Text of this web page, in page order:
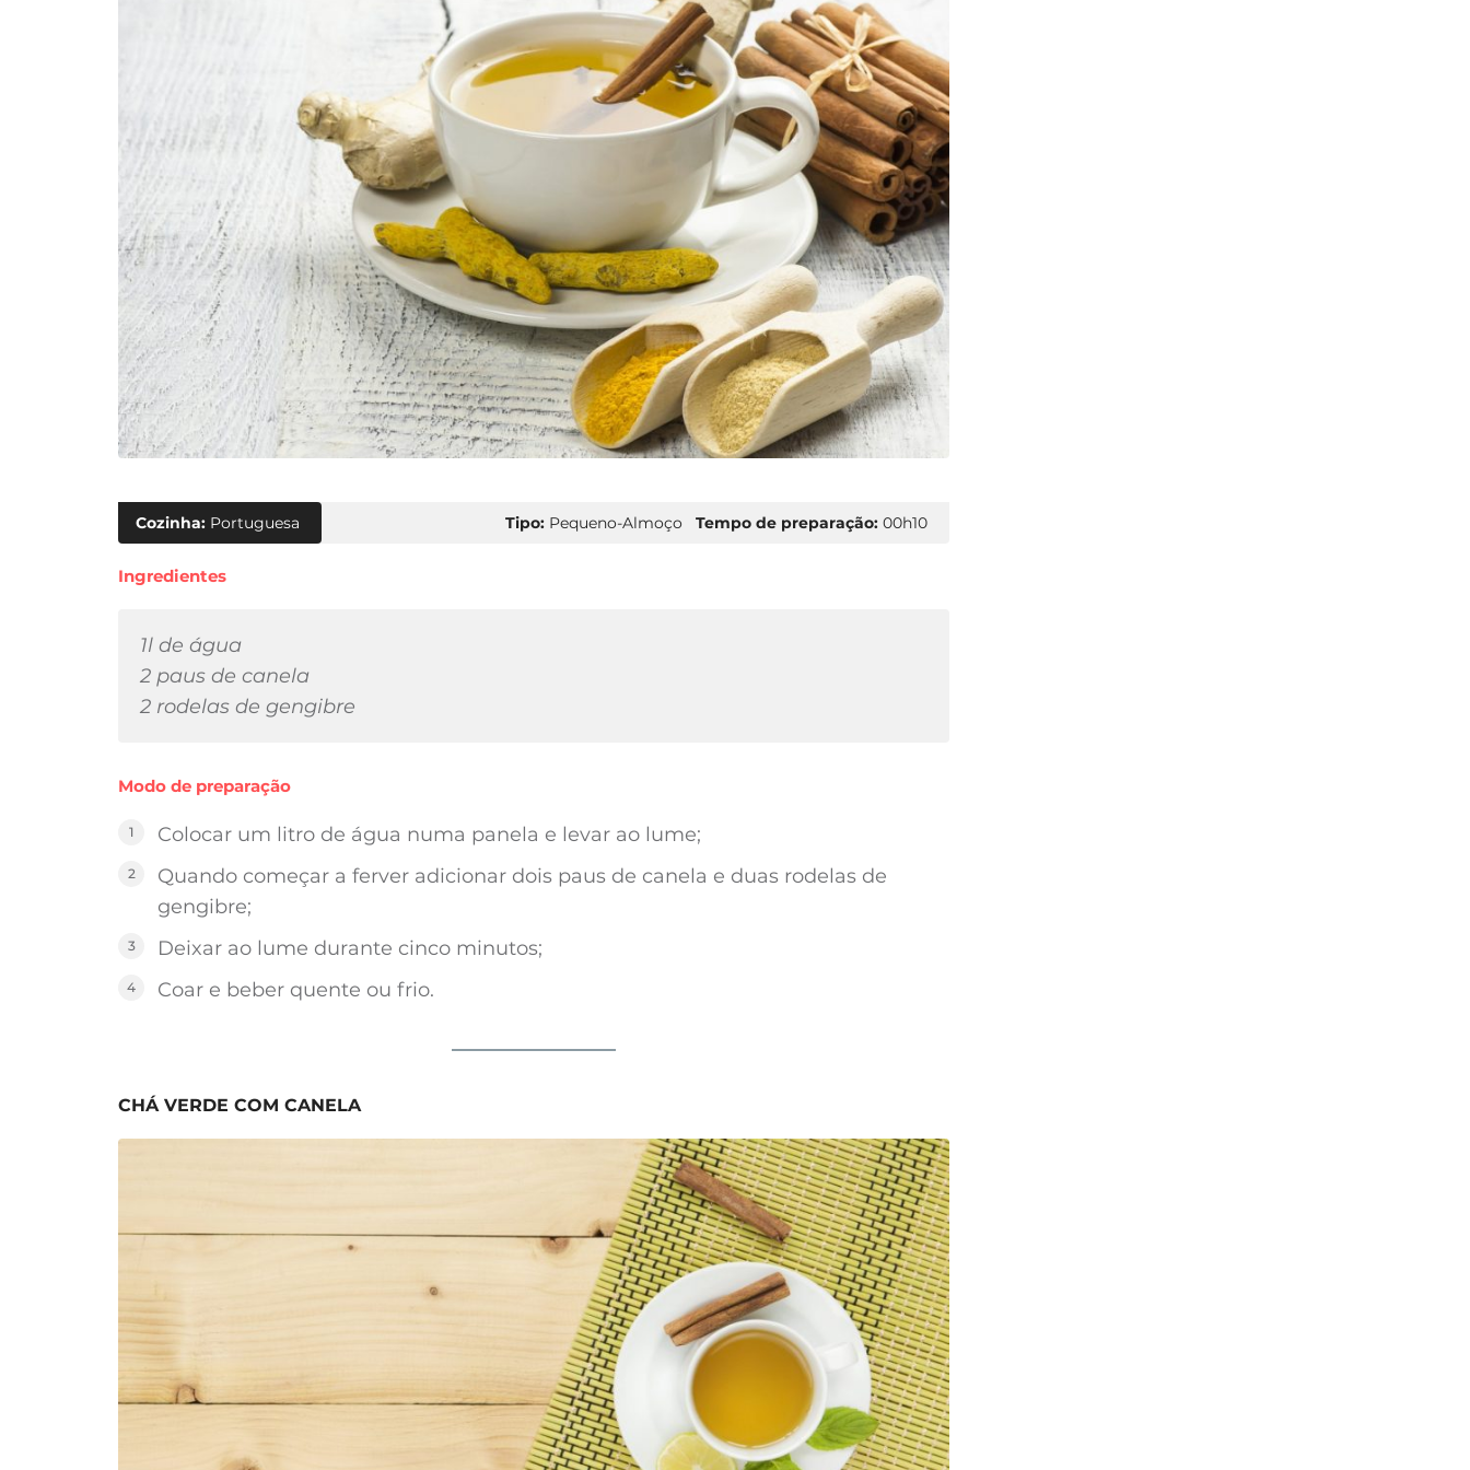
Cozinha: Portuguesa Tipo: Pequeno-Almoço Tempo de preparação: 00h10
Ingredientes
1l de água
2 paus de canela
2 rodelas de gengibre
Modo de preparação
Colocar um litro de água numa panela e levar ao lume;
Quando começar a ferver adicionar dois paus de canela e duas rodelas de
gengibre;
Deixar ao lume durante cinco minutos;
Coar e beber quente ou frio.
CHÁ VERDE COM CANELA